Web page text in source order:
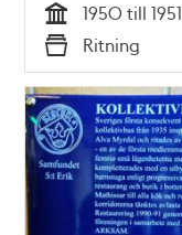
Tid
1950 till 1951
Typ
Ritning